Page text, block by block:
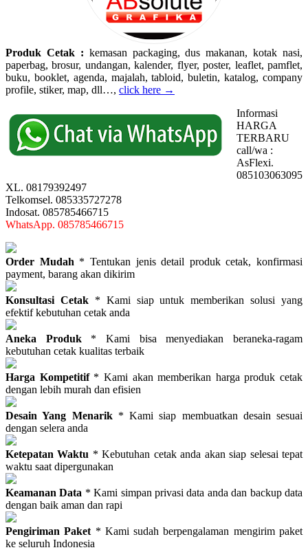
Produk Cetak : kemasan packaging, dus makanan, kotak nasi,
paperbag, brosur, undangan, kalender, flyer, poster, leaflet, pamflet,
buku, booklet, agenda, majalah, tabloid, buletin, katalog, company
profile, stiker, map, dll…, click here →
Informasi
HARGA
TERBARU
call/wa :
AsFlexi.
085103063095
XL. 08179392497
Telkomsel. 085335727278
Indosat. 085785466715
WhatsApp. 085785466715
Order Mudah * Tentukan jenis detail produk cetak, konfirmasi
payment, barang akan dikirim
Konsultasi Cetak* Kami siap untuk memberikan solusi yang
efektif kebutuhan cetak anda
Aneka Produk * Kami bisa menyediakan beraneka-ragam
kebutuhan cetak kualitas terbaik
Harga Kompetitif* Kami akan memberikan harga produk cetak
dengan lebih murah dan efisien
Desain Yang Menarik* Kami siap membuatkan desain sesuai
dengan selera anda
Ketepatan Waktu * Kebutuhan cetak anda akan siap selesai tepat
waktu saat dipergunakan
Keamanan Data * Kami simpan privasi data anda dan backup data
dengan baik aman dan rapi
Pengiriman Paket * Kami sudah berpengalaman mengirim paket
ke seluruh Indonesia